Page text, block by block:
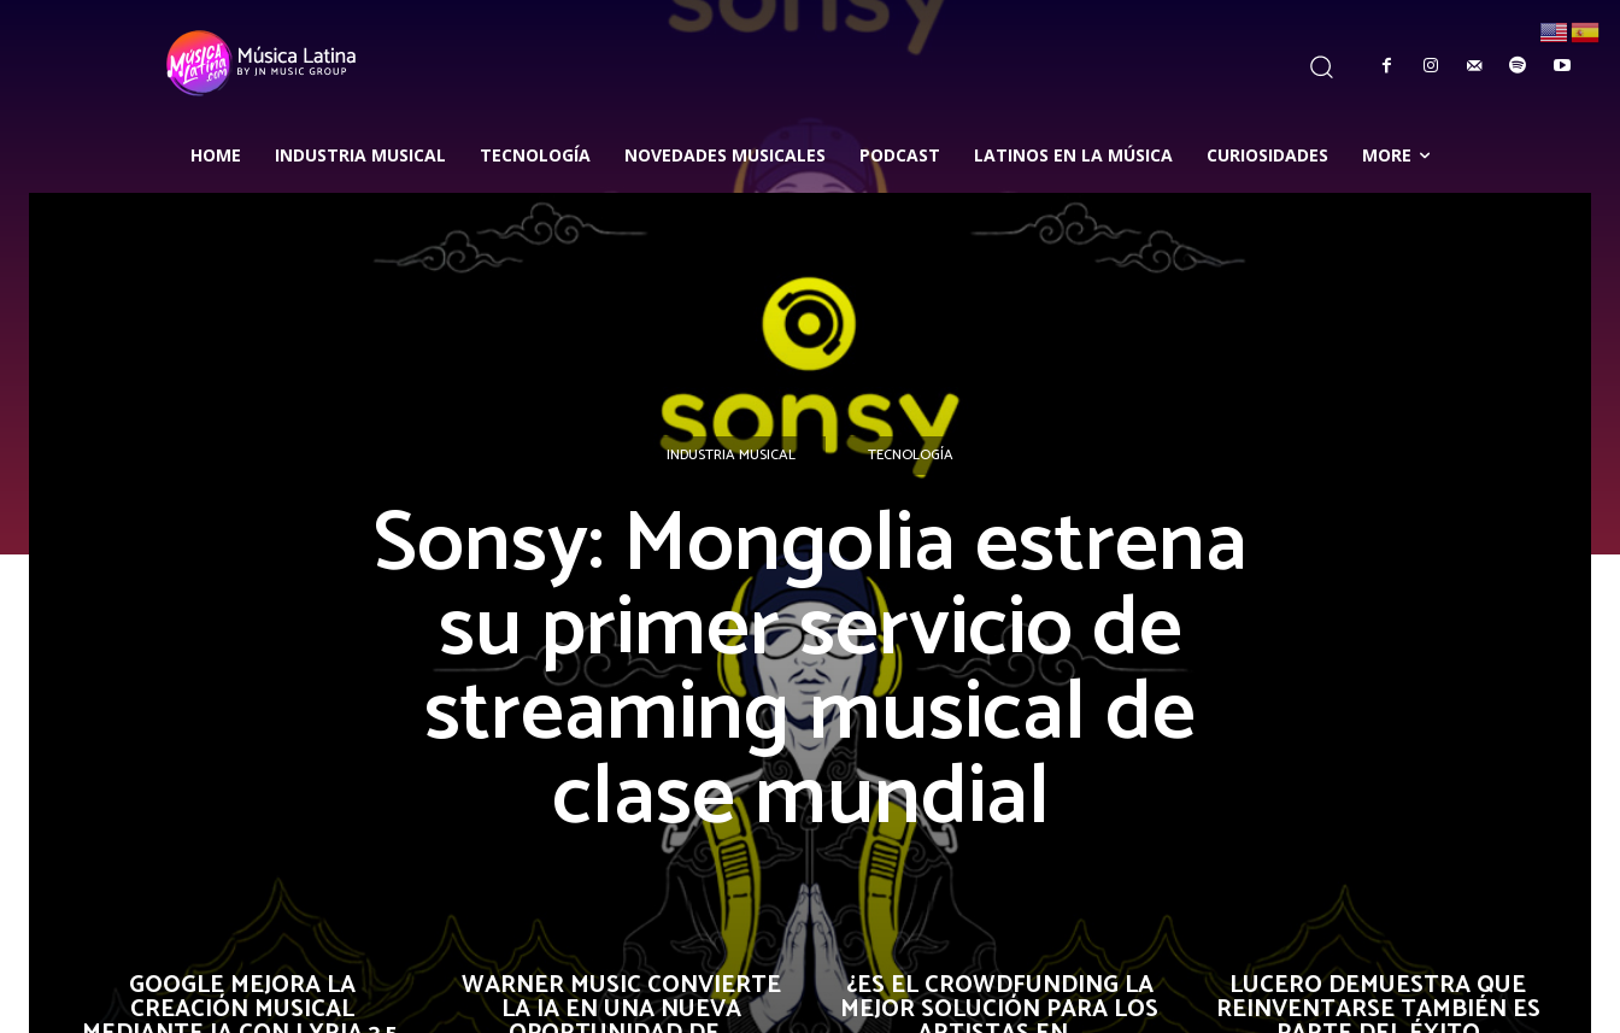
HOME INDUSTRIA MUSICAL TECNOLOGÍA NOVEDADES MUSICALES PODCAST LATINOS EN LA MÚSICA CURIOSIDADES MORE
INDUSTRIA MUSICAL TECNOLOGÍA
Sonsy: Mongolia estrena
su primer servicio de
streaming musical de
clase mundial
GOOGLE MEJORA LA
CREACIÓN MUSICAL
WARNER MUSIC CONVIERTE
LA IA EN UNA NUEVA
¿ES EL CROWDFUNDING LA
MEJOR SOLUCIÓN PARA LOS
LUCERO DEMUESTRA QUE
REINVENTARSE TAMBIÉN ES